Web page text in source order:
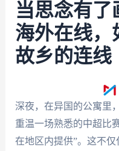
当思念有了
海外在线，
故乡的连线
深夜，在异国的公寓里
重温一场熟悉的中超比
在地区内提供”。这不